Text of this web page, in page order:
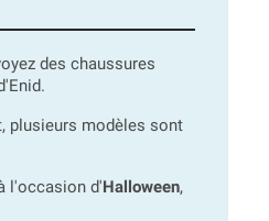
des chaussures
plusieurs modèles sont
l'occasion d'Halloween,